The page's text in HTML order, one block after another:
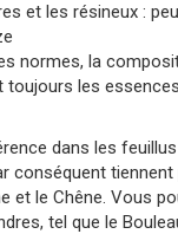
et les résineux :
normes, la
toujours les
dans les
conséquent
et le Chêne. Vous
tel que le